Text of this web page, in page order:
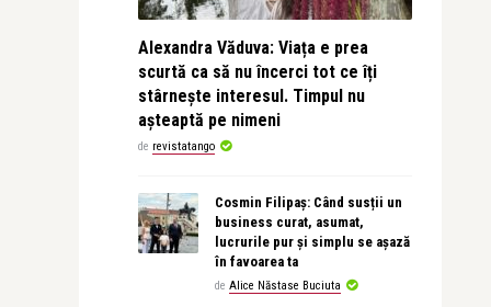
Alexandra Văduva: Viața e prea
scurtă ca să nu încerci tot ce îți
stârnește interesul. Timpul nu
așteaptă pe nimeni
de revistatango
Cosmin Filipaș: Când susții un
business curat, asumat,
lucrurile pur și simplu se așază
în favoarea ta
de Alice Năstase Buciuta